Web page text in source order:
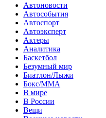
Автоновости
Автособытия
Автоспорт
Автоэксперт
Актеры
Аналитика
Баскетбол
Безумный мир
Биатлон/Лыжи
Бокс/MMA
В мире
В России
Вещи